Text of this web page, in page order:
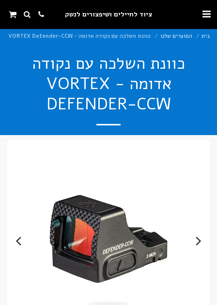
ציוד לחיילים ושיפצורים לנשק
בית המוצרים שלנו כוונת השלכה עם נקודה אדומה - VORTEX Defender-CCW
כוונת השלכה עם נקודה
אדומה - VORTEX
DEFENDER-CCW